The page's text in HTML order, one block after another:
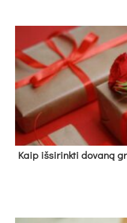
Kaip išsirinkti dovaną